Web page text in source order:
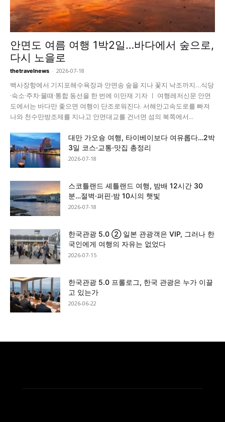
안면도 여름 여행 1박2일…바다에서 숲으로,
다시 노을로
thetravelnews - 2026-07-18
백사장항에서 기지포해수욕장과 안면송 숲을 지나 꽃지 낙조까지…식당
·숙소·주차·물때·통합 동선을 한 번에 이만재 기자 ㅣ 여행레저신문 안면
도에서는 바다만 좇으면 여행이 단조로워진다. 서해안고속도로를 빠져
나와 천수만방조제를 지나고 안면대교를 건너면 섬의 북쪽에서...
대만 가오슝 여행, 타이베이보다 여유롭다…2박
3일 코스·교통·맛집 총정리
2026-07-18
스코틀랜드 셰틀랜드 여행, 밤배 12시간 30
분…절벽·퍼핀·밤 10시의 햇빛
2026-07-18
한국관광 5.0 ② 일본 관광객은 VIP, 그러나 한
국인에게 여행의 자유는 없었다
2026-07-15
한국관광 5.0 프롤로그, 한국 관광은 누가 이끌
고 있는가
2026-06-22